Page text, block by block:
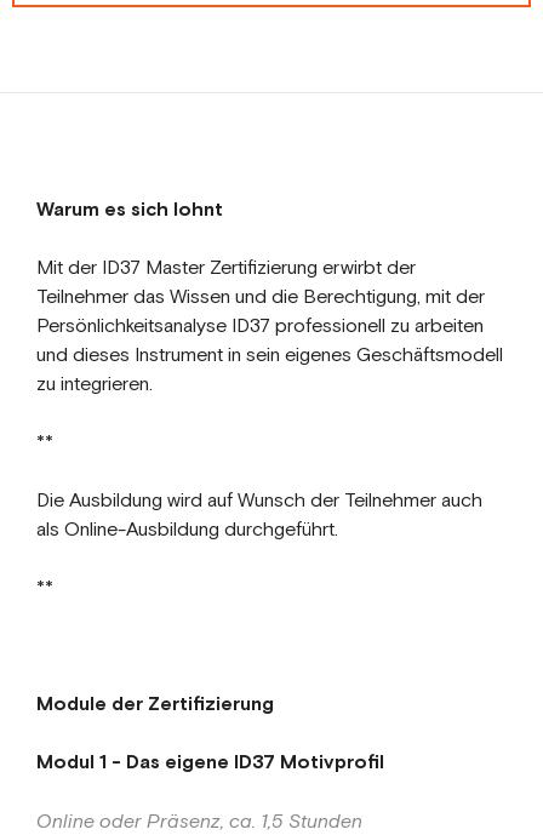
Warum es sich lohnt
Mit der ID37 Master Zertifizierung erwirbt der
Teilnehmer das Wissen und die Berechtigung, mit der
Persönlichkeitsanalyse ID37 professionell zu arbeiten
und dieses Instrument in sein eigenes Geschäftsmodell
zu integrieren.
**
Die Ausbildung wird auf Wunsch der Teilnehmer auch
als Online-Ausbildung durchgeführt.
**
Module der Zertifizierung
Modul 1 - Das eigene ID37 Motivprofil
Online oder Präsenz, ca. 1,5 Stunden